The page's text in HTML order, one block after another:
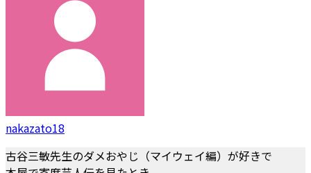
nakazato18
古谷三敏先生のダメおやじ（マイウェイ編）が好きで